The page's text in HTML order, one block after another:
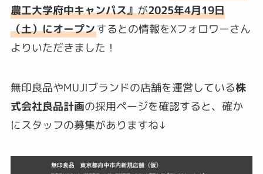
農工大学府中キャンパス』が2025年4月19日
（土）にオープンするとの情報をXフォロワーさん
よりいただきました！
無印良品やMUJIブランドの店舗を運営している株
式会社良品計画の採用ページを確認すると、確か
にスタッフの募集がありますね↓